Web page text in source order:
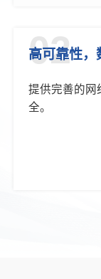
02
高可靠性，
提供完善的网
全。